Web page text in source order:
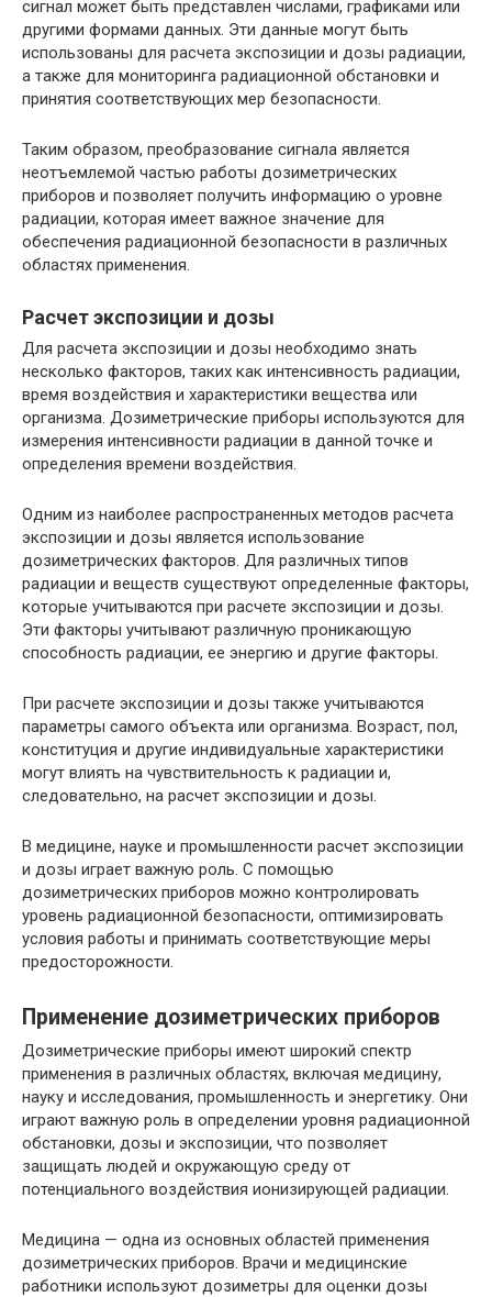
сигнал может быть представлен числами, графиками или
другими формами данных. Эти данные могут быть
использованы для расчета экспозиции и дозы радиации,
а также для мониторинга радиационной обстановки и
принятия соответствующих мер безопасности.
Таким образом, преобразование сигнала является
неотъемлемой частью работы дозиметрических
приборов и позволяет получить информацию о уровне
радиации, которая имеет важное значение для
обеспечения радиационной безопасности в различных
областях применения.
Расчет экспозиции и дозы
Для расчета экспозиции и дозы необходимо знать
несколько факторов, таких как интенсивность радиации,
время воздействия и характеристики вещества или
организма. Дозиметрические приборы используются для
измерения интенсивности радиации в данной точке и
определения времени воздействия.
Одним из наиболее распространенных методов расчета
экспозиции и дозы является использование
дозиметрических факторов. Для различных типов
радиации и веществ существуют определенные факторы,
которые учитываются при расчете экспозиции и дозы.
Эти факторы учитывают различную проникающую
способность радиации, ее энергию и другие факторы.
При расчете экспозиции и дозы также учитываются
параметры самого объекта или организма. Возраст, пол,
конституция и другие индивидуальные характеристики
могут влиять на чувствительность к радиации и,
следовательно, на расчет экспозиции и дозы.
В медицине, науке и промышленности расчет экспозиции
и дозы играет важную роль. С помощью
дозиметрических приборов можно контролировать
уровень радиационной безопасности, оптимизировать
условия работы и принимать соответствующие меры
предосторожности.
Применение дозиметрических приборов
Дозиметрические приборы имеют широкий спектр
применения в различных областях, включая медицину,
науку и исследования, промышленность и энергетику. Они
играют важную роль в определении уровня радиационной
обстановки, дозы и экспозиции, что позволяет
защищать людей и окружающую среду от
потенциального воздействия ионизирующей радиации.
Медицина — одна из основных областей применения
дозиметрических приборов. Врачи и медицинские
работники используют дозиметры для оценки дозы